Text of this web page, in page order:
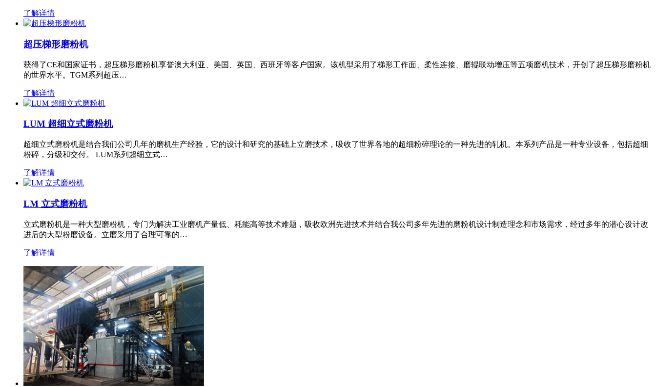
了解详情
超压梯形磨粉机
获得了CE和国家证书，超压梯形磨粉机享誉澳大利亚、美国、英国、西班牙等客户国家。该机型采用了梯形工作面、柔性连接、磨辊联动增压等五项磨机技术，开创了超压梯形磨粉机
的世界水平。TGM系列超压…
了解详情
LUM 超细立式磨粉机
超细立式磨粉机是结合我们公司几年的磨机生产经验，它的设计和研究的基础上立磨技术，吸收了世界各地的超细粉碎理论的一种先进的轧机。本系列产品是一种专业设备，包括超细
粉碎，分级和交付。 LUM系列超细立式…
了解详情
LM 立式磨粉机
立式磨粉机是一种大型磨粉机，专门为解决工业磨机产量低、耗能高等技术难题，吸收欧洲先进技术并结合我公司多年先进的磨粉机设计制造理念和市场需求，经过多年的潜心设计改
进后的大型粉磨设备。立磨采用了合理可靠的…
了解详情